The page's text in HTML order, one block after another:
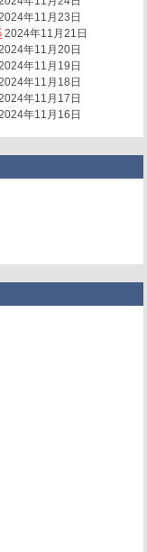
年11月23日
2024年11月21日
年11月20日
年11月19日
年11月18日
年11月17日
年11月16日